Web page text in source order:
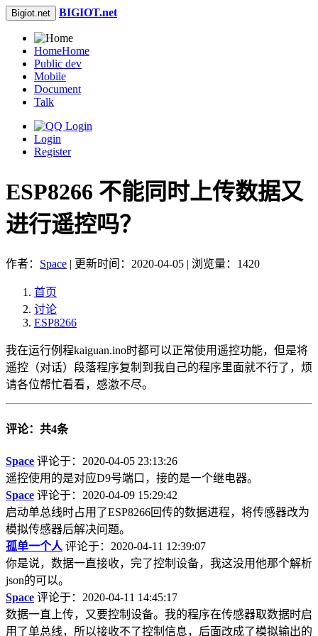
Bigiot.net BIGIOT.net
HomeHome
Public dev
Mobile
Document
Talk
Login
Register
ESP8266 不能同时上传数据又
进行遥控吗？
作者： Space | 更新时间：2020-04-05 | 浏览量：1420
首页
讨论
ESP8266
我在运行例程kaiguan.ino时都可以正常使用遥控功能，但是将
遥控（对话）段落程序复制到我自己的程序里面就不行了，烦
请各位帮忙看看，感激不尽。
评论：共4条
Space 评论于：2020-04-05 23:13:26
遥控使用的是对应D9号端口，接的是一个继电器。
Space 评论于：2020-04-09 15:29:42
启动单总线时占用了ESP8266回传的数据进程，将传感器改为
模拟传感器后解决问题。
孤单一个人评论于：2020-04-11 12:39:07
你是说，数据一直接收，完了控制设备，我这没用他那个解析
json的可以。
Space 评论于：2020-04-11 14:45:17
数据一直上传，又要控制设备。我的程序在传感器取数据时启
用了单总线，所以接收不了控制信息，后面改成了模拟输出的